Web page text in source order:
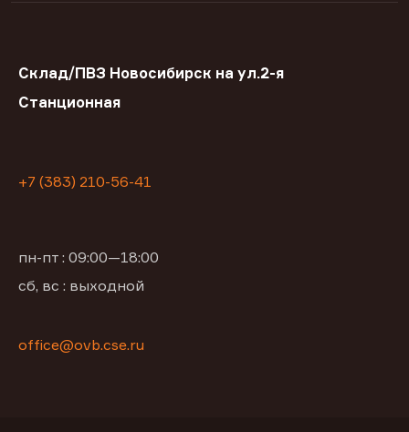
Склад/ПВЗ Новосибирск на ул.2-я
Станционная
+7 (383) 210-56-41
пн-пт : 09:00—18:00
сб, вс : выходной
office@ovb.cse.ru